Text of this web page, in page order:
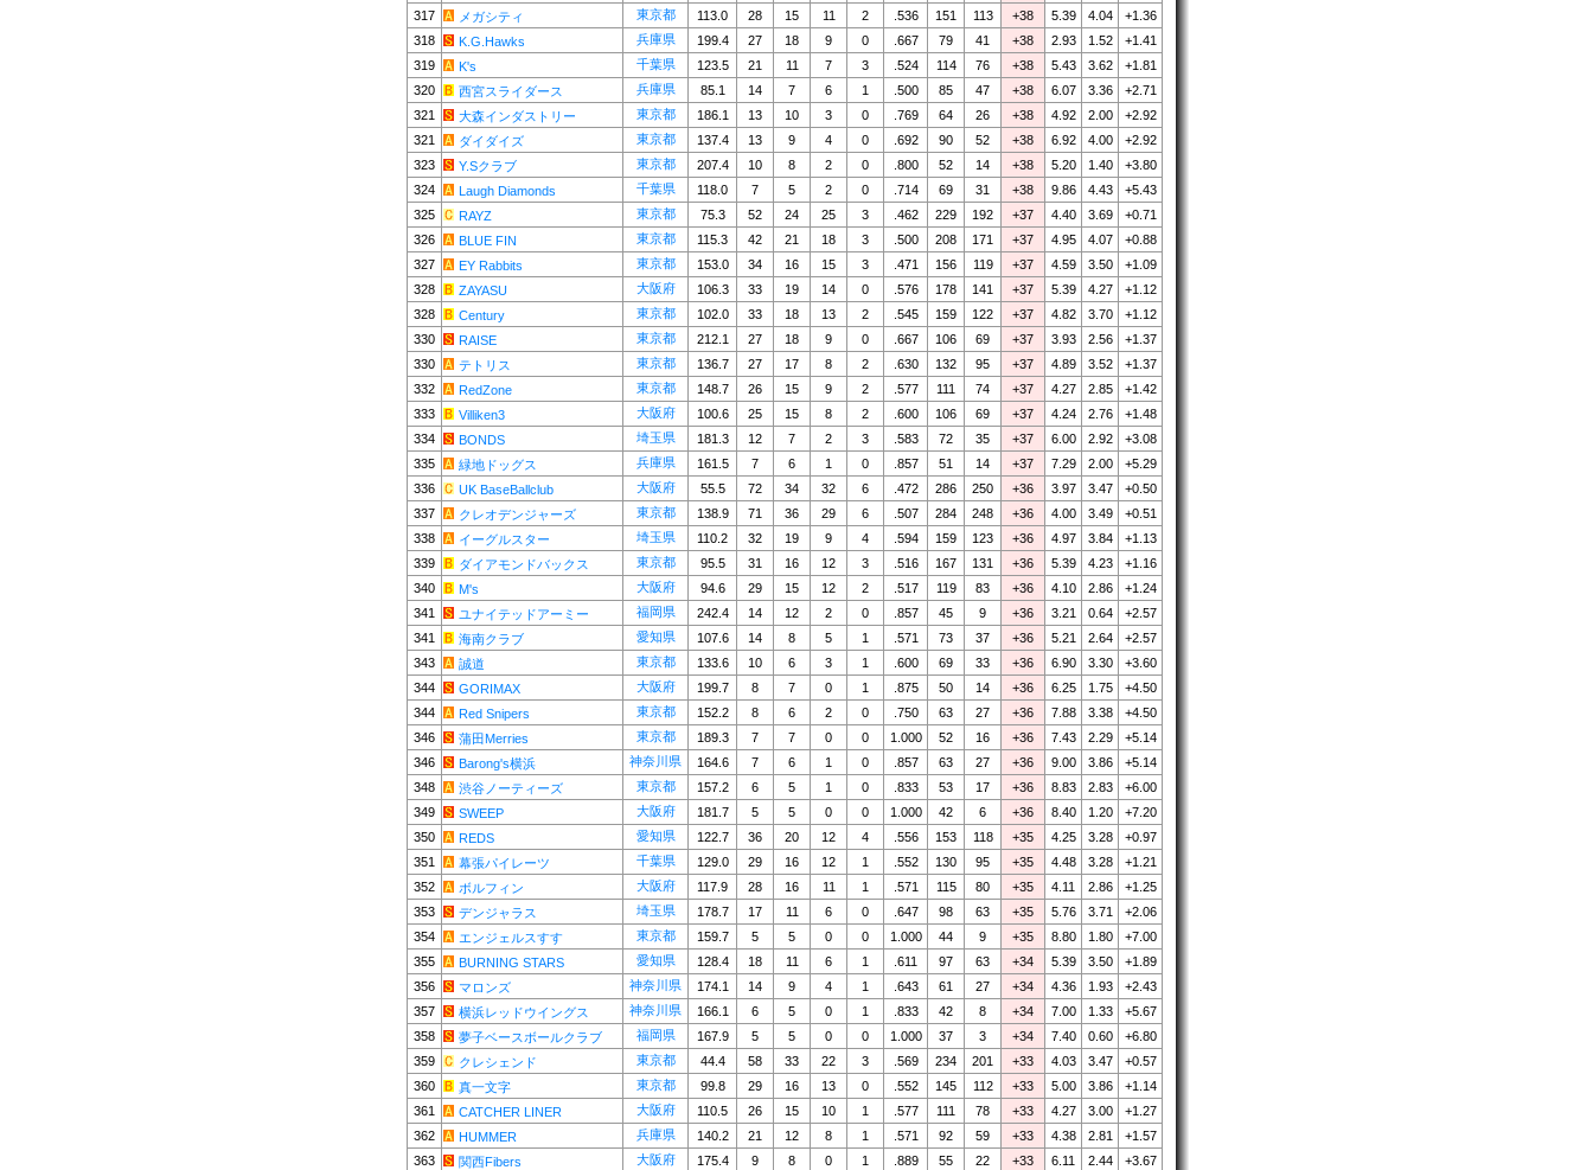
317
メガシティ 東京都 113.0 28 15 11 2 .536 151 113 +38 5.39 4.04
+1.36
318
K.G.Hawks 兵庫県 199.4 27 18 9 0 .667 79 41 +38 2.93 1.52
+1.41
319
K's 千葉県 123.5 21 11 7 3 .524 114 76 +38 5.43 3.62
+1.81
320
西宮スライダース 兵庫県 85.1 14 7 6 1 .500 85 47 +38 6.07 3.36
+2.71
321
大森インダストリー 東京都 186.1 13 10 3 0 .769 64 26 +38 4.92 2.00
+2.92
321
ダイダイズ 東京都 137.4 13 9 4 0 .692 90 52 +38 6.92 4.00
+2.92
323
Y.Sクラブ 東京都 207.4 10 8 2 0 .800 52 14 +38 5.20 1.40
+3.80
324
Laugh Diamonds 千葉県 118.0 7 5 2 0 .714 69 31 +38 9.86 4.43
+5.43
325
RAYZ 東京都 75.3 52 24 25 3 .462 229 192 +37 4.40 3.69
+0.71
326
BLUE FIN 東京都 115.3 42 21 18 3 .500 208 171 +37 4.95 4.07
+0.88
327
EY Rabbits 東京都 153.0 34 16 15 3 .471 156 119 +37 4.59 3.50
+1.09
328
ZAYASU 大阪府 106.3 33 19 14 0 .576 178 141 +37 5.39 4.27
+1.12
328
Century 東京都 102.0 33 18 13 2 .545 159 122 +37 4.82 3.70
+1.12
330
RAISE 東京都 212.1 27 18 9 0 .667 106 69 +37 3.93 2.56
+1.37
330
テトリス 東京都 136.7 27 17 8 2 .630 132 95 +37 4.89 3.52
+1.37
332
RedZone 東京都 148.7 26 15 9 2 .577 111 74 +37 4.27 2.85
+1.42
333
Villiken3 大阪府 100.6 25 15 8 2 .600 106 69 +37 4.24 2.76
+1.48
334
BONDS 埼玉県 181.3 12 7 2 3 .583 72 35 +37 6.00 2.92
+3.08
335
緑地ドッグス 兵庫県 161.5 7 6 1 0 .857 51 14 +37 7.29 2.00
+5.29
336
UK BaseBallclub 大阪府 55.5 72 34 32 6 .472 286 250 +36 3.97 3.47
+0.50
337
クレオデンジャーズ 東京都 138.9 71 36 29 6 .507 284 248 +36 4.00 3.49
+0.51
338
イーグルスター 埼玉県 110.2 32 19 9 4 .594 159 123 +36 4.97 3.84
+1.13
339
ダイアモンドバックス 東京都 95.5 31 16 12 3 .516 167 131 +36 5.39 4.23
+1.16
340
M's 大阪府 94.6 29 15 12 2 .517 119 83 +36 4.10 2.86
+1.24
341
ユナイテッドアーミー 福岡県 242.4 14 12 2 0 .857 45 9 +36 3.21 0.64
+2.57
341
海南クラブ 愛知県 107.6 14 8 5 1 .571 73 37 +36 5.21 2.64
+2.57
343
誠道 東京都 133.6 10 6 3 1 .600 69 33 +36 6.90 3.30
+3.60
344
GORIMAX 大阪府 199.7 8 7 0 1 .875 50 14 +36 6.25 1.75
+4.50
344
Red Snipers 東京都 152.2 8 6 2 0 .750 63 27 +36 7.88 3.38
+4.50
346
蒲田Merries 東京都 189.3 7 7 0 0 1.000 52 16 +36 7.43 2.29
+5.14
346
Barong's横浜 神奈川県 164.6 7 6 1 0 .857 63 27 +36 9.00 3.86
+5.14
348
渋谷ノーティーズ 東京都 157.2 6 5 1 0 .833 53 17 +36 8.83 2.83
+6.00
349
SWEEP 大阪府 181.7 5 5 0 0 1.000 42 6 +36 8.40 1.20
+7.20
350
REDS 愛知県 122.7 36 20 12 4 .556 153 118 +35 4.25 3.28
+0.97
351
幕張パイレーツ 千葉県 129.0 29 16 12 1 .552 130 95 +35 4.48 3.28
+1.21
352
ボルフィン 大阪府 117.9 28 16 11 1 .571 115 80 +35 4.11 2.86
+1.25
353
デンジャラス 埼玉県 178.7 17 11 6 0 .647 98 63 +35 5.76 3.71
+2.06
354
エンジェルスすす 東京都 159.7 5 5 0 0 1.000 44 9 +35 8.80 1.80
+7.00
355
BURNING STARS 愛知県 128.4 18 11 6 1 .611 97 63 +34 5.39 3.50
+1.89
356
マロンズ 神奈川県 174.1 14 9 4 1 .643 61 27 +34 4.36 1.93
+2.43
357
横浜レッドウイングス 神奈川県 166.1 6 5 0 1 .833 42 8 +34 7.00 1.33
+5.67
358
夢子ベースボールクラブ 福岡県 167.9 5 5 0 0 1.000 37 3 +34 7.40 0.60
+6.80
359
クレシェンド 東京都 44.4 58 33 22 3 .569 234 201 +33 4.03 3.47
+0.57
360
真一文字 東京都 99.8 29 16 13 0 .552 145 112 +33 5.00 3.86
+1.14
361
CATCHER LINER 大阪府 110.5 26 15 10 1 .577 111 78 +33 4.27 3.00
+1.27
362
HUMMER 兵庫県 140.2 21 12 8 1 .571 92 59 +33 4.38 2.81
+1.57
363
関西Fibers 大阪府 175.4 9 8 0 1 .889 55 22 +33 6.11 2.44
+3.67